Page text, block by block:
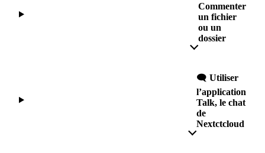
Commenter
un fichier
ou un
dossier
🗨️ Utiliser
l’application
Talk, le chat
de
Nextctcloud